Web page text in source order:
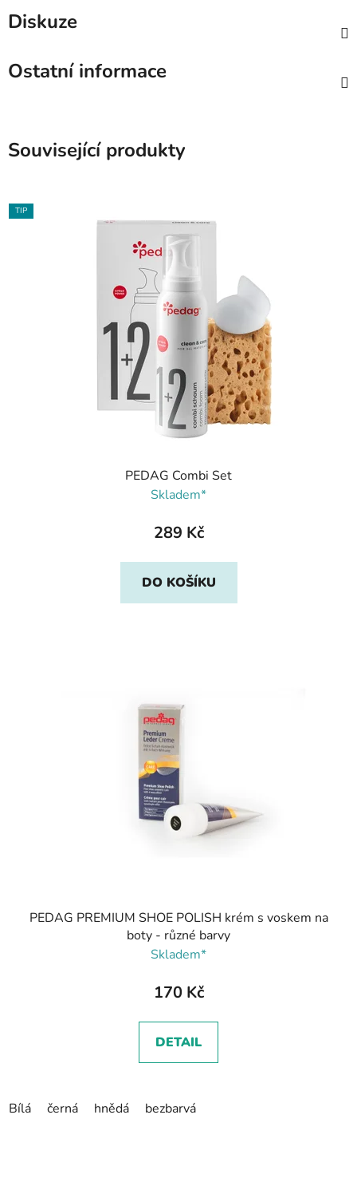
Diskuze
Ostatní informace
Související produkty
TIP
PEDAG Combi Set
Skladem*
289 Kč
DO KOŠÍKU
PEDAG PREMIUM SHOE POLISH krém s voskem na
boty - různé barvy
Skladem*
170 Kč
DETAIL
Bílá černá hnědá bezbarvá